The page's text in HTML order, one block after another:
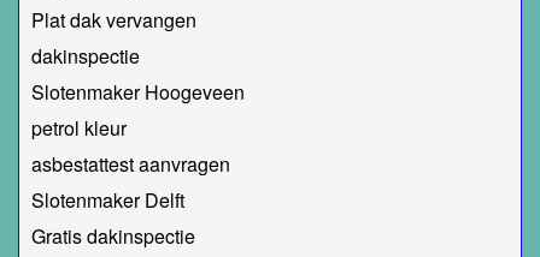
Plat dak vervangen
dakinspectie
Slotenmaker Hoogeveen
petrol kleur
asbestattest aanvragen
Slotenmaker Delft
Gratis dakinspectie